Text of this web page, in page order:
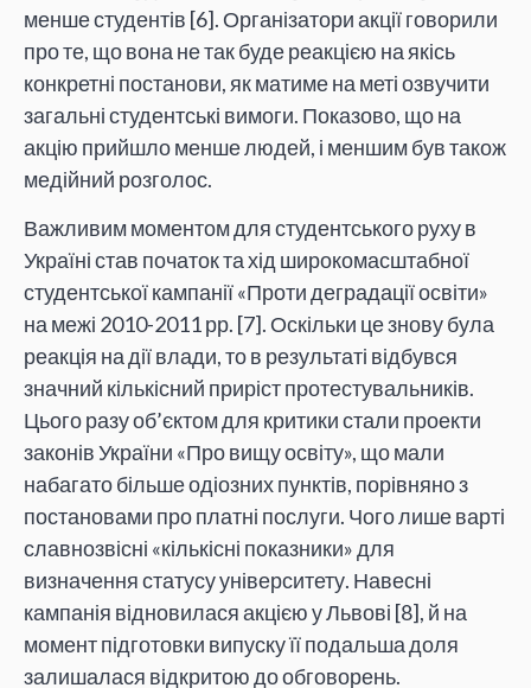
менше студентів [6]. Організатори акції говорили
про те, що вона не так буде реакцією на якісь
конкретні постанови, як матиме на меті озвучити
загальні студентські вимоги. Показово, що на
акцію прийшло менше людей, і меншим був також
медійний розголос.
Важливим моментом для студентського руху в
Україні став початок та хід широкомасштабної
студентської кампанії «Проти деградації освіти»
на межі 2010-2011 рр. [7]. Оскільки це знову була
реакція на дії влади, то в результаті відбувся
значний кількісний приріст протестувальників.
Цього разу об’єктом для критики стали проекти
законів України «Про вищу освіту», що мали
набагато більше одіозних пунктів, порівняно з
постановами про платні послуги. Чого лише варті
славнозвісні «кількісні показники» для
визначення статусу університету. Навесні
кампанія відновилася акцією у Львові [8], й на
момент підготовки випуску її подальша доля
залишалася відкритою до обговорень.